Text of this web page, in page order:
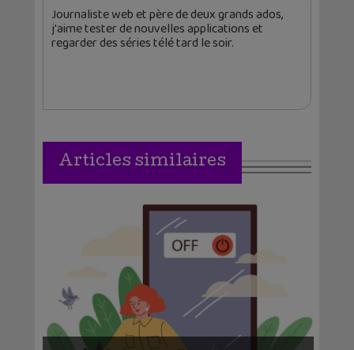
Journaliste web et père de deux grands ados,
j'aime tester de nouvelles applications et
regarder des séries télé tard le soir.
Articles similaires